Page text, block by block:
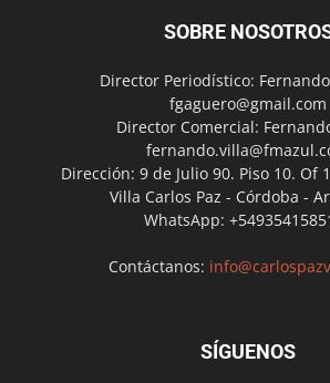
SOBRE
Director Periodístico:
fgaguero@gmail.com
Director Comercial:
Dirección: 9 de Julio 90. Piso 10. Of
Villa Carlos Paz - Córdoba -
WhatsApp:
Contáctanos:
SÍGUENOS